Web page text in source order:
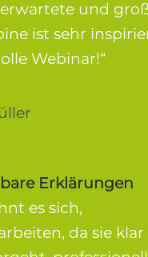
und
ist sehr
Webinar!“
Erklärungen
es sich,
da sie klar